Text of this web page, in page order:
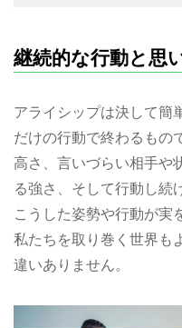
継続的な行動と思
アライシップは決して簡
だけの行動で終わるもの
高さ、言いづらい相手や
る強さ、そして行動し続
こうした姿勢や行動が実
私たちを取り巻く世界も
違いありません。